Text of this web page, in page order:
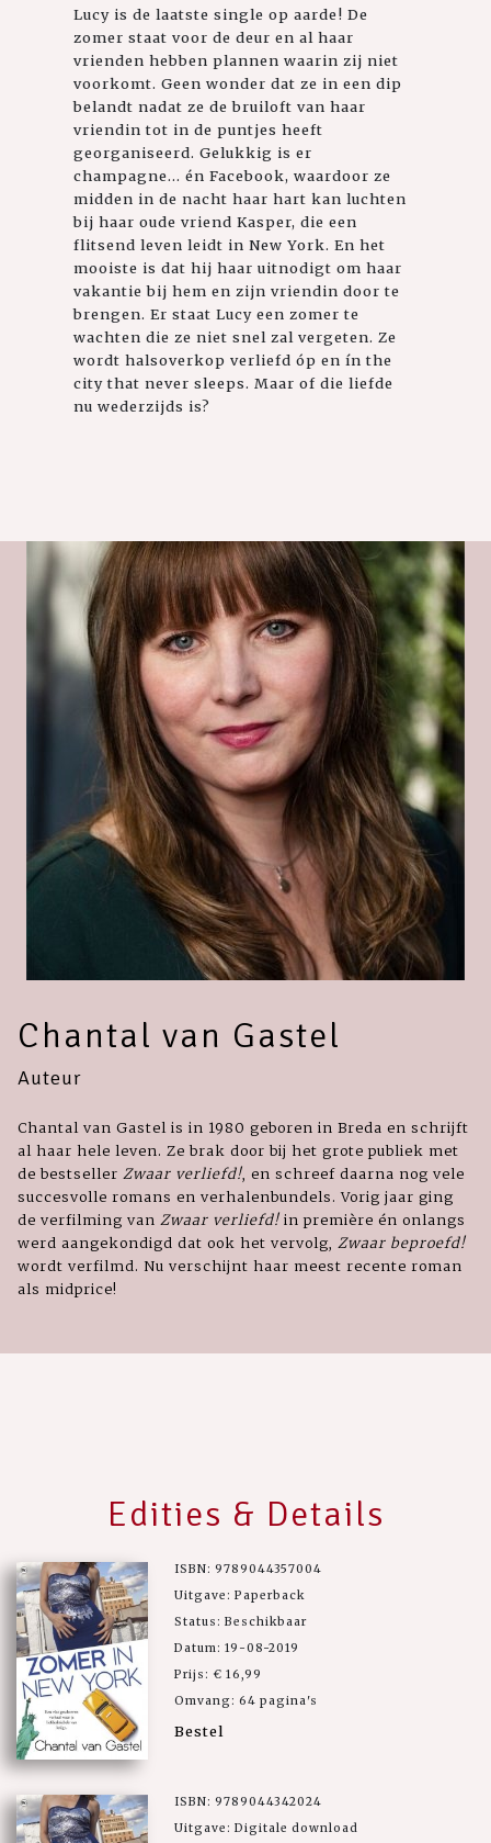
Lucy is de laatste single op aarde! De
zomer staat voor de deur en al haar
vrienden hebben plannen waarin zij niet
voorkomt. Geen wonder dat ze in een dip
belandt nadat ze de bruiloft van haar
vriendin tot in de puntjes heeft
georganiseerd. Gelukkig is er
champagne... én Facebook, waardoor ze
midden in de nacht haar hart kan luchten
bij haar oude vriend Kasper, die een
flitsend leven leidt in New York. En het
mooiste is dat hij haar uitnodigt om haar
vakantie bij hem en zijn vriendin door te
brengen. Er staat Lucy een zomer te
wachten die ze niet snel zal vergeten. Ze
wordt halsoverkop verliefd óp en ín the
city that never sleeps. Maar of die liefde
nu wederzijds is?
Chantal van Gastel
Auteur
Chantal van Gastel is in 1980 geboren in Breda en schrijft
al haar hele leven. Ze brak door bij het grote publiek met
de bestseller Zwaar verliefd! , en schreef daarna nog vele
succesvolle romans en verhalenbundels. Vorig jaar ging
de verfilming van Zwaar verliefd! in première én onlangs
werd aangekondigd dat ook het vervolg, Zwaar beproefd!
wordt verfilmd. Nu verschijnt haar meest recente roman
als midprice!
Edities & Details
ISBN: 9789044357004
Uitgave: Paperback
Status: Beschikbaar
Datum: 19-08-2019
Prijs: € 16,99
Omvang: 64 pagina's
Bestel
ISBN: 9789044342024
Uitgave: Digitale download